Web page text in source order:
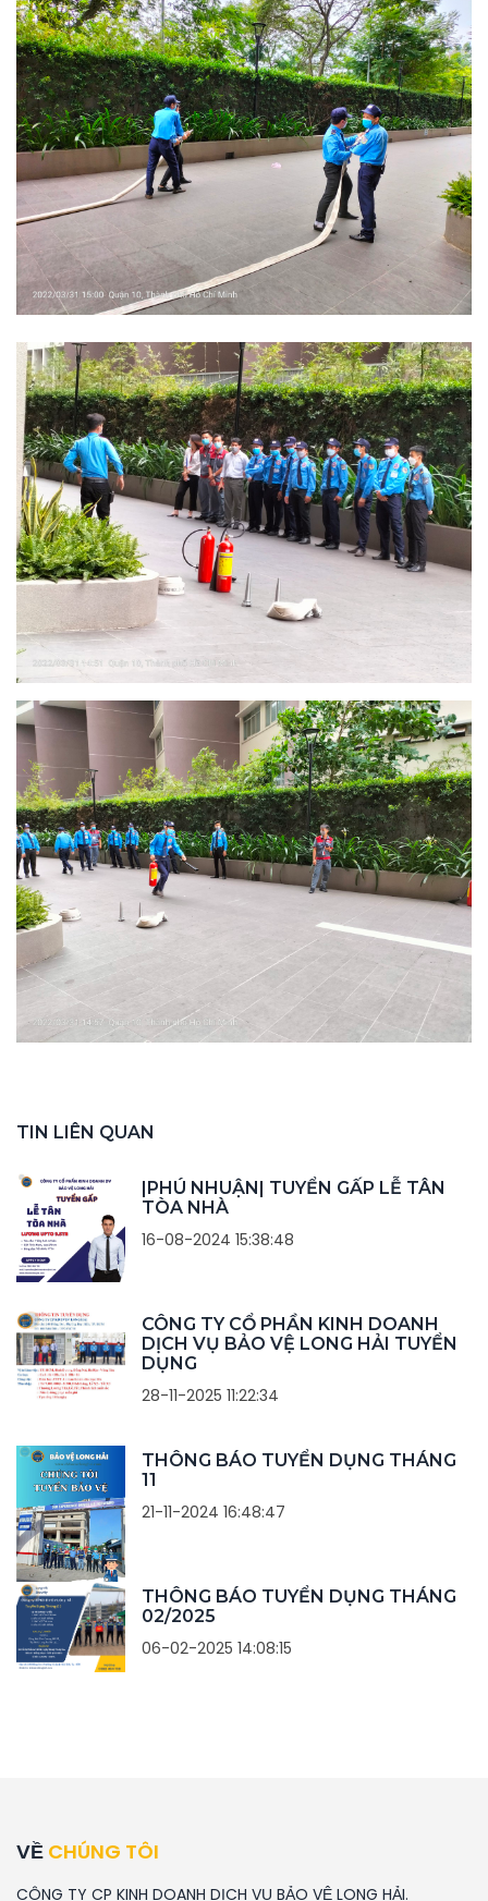
TIN LIÊN QUAN
|PHÚ NHUẬN| TUYỂN GẤP LỄ TÂN
TÒA NHÀ
16-08-2024 15:38:48
CÔNG TY CỔ PHẦN KINH DOANH
DỊCH VỤ BẢO VỆ LONG HẢI TUYỂN
DỤNG
28-11-2025 11:22:34
THÔNG BÁO TUYỂN DỤNG THÁNG
11
21-11-2024 16:48:47
THÔNG BÁO TUYỂN DỤNG THÁNG
02/2025
06-02-2025 14:08:15
VỀ CHÚNG TÔI
CÔNG TY CP KINH DOANH DỊCH VỤ BẢO VỆ LONG HẢI.